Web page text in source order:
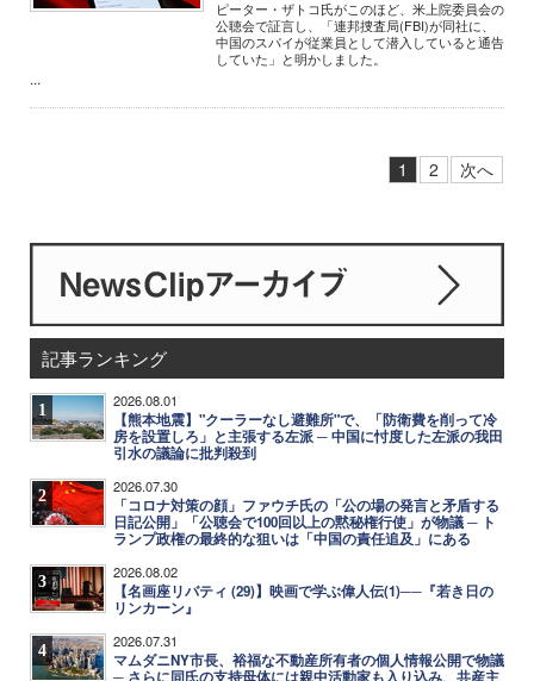
ピーター・ザトコ氏がこのほど、米上院委員会の
公聴会で証言し、「連邦捜査局(FBI)が同社に、
中国のスパイが従業員として潜入していると通告
していた」と明かしました。
...
1 2 次へ
記事ランキング
1 2026.08.01
【熊本地震】"クーラーなし避難所"で、「防衛費を削って冷
房を設置しろ」と主張する左派 ─ 中国に忖度した左派の我田
引水の議論に批判殺到
2 2026.07.30
「コロナ対策の顔」ファウチ氏の「公の場の発言と矛盾する
日記公開」「公聴会で100回以上の黙秘権行使」が物議 ─ ト
ランプ政権の最終的な狙いは「中国の責任追及」にある
3 2026.08.02
【名画座リバティ (29)】映画で学ぶ偉人伝(1)──『若き日の
リンカーン』
4 2026.07.31
マムダニNY市長、裕福な不動産所有者の個人情報公開で物議
─ さらに同氏の支持母体には親中活動家も入り込み、共産主